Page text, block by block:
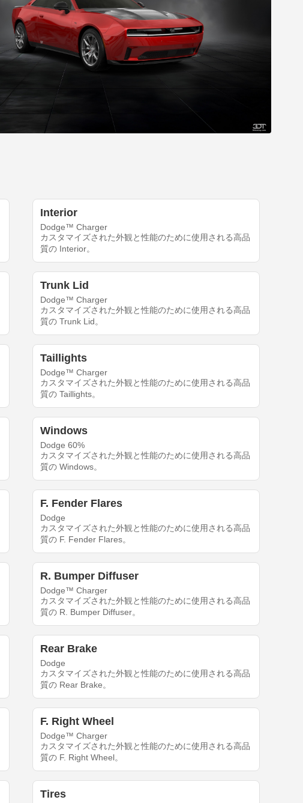
Interior
Dodge™ Charger
カスタマイズされた外観と性能のために使用される高品
質の Interior。
Trunk Lid
Dodge™ Charger
カスタマイズされた外観と性能のために使用される高品
質の Trunk Lid。
Taillights
Dodge™ Charger
カスタマイズされた外観と性能のために使用される高品
質の Taillights。
Windows
Dodge 60%
カスタマイズされた外観と性能のために使用される高品
質の Windows。
F. Fender Flares
Dodge
カスタマイズされた外観と性能のために使用される高品
質の F. Fender Flares。
R. Bumper Diffuser
Dodge™ Charger
カスタマイズされた外観と性能のために使用される高品
質の R. Bumper Diffuser。
Rear Brake
Dodge
カスタマイズされた外観と性能のために使用される高品
質の Rear Brake。
F. Right Wheel
Dodge™ Charger
カスタマイズされた外観と性能のために使用される高品
質の F. Right Wheel。
Tires